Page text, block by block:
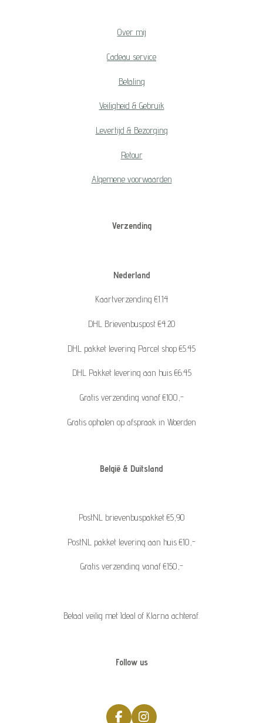
Over mij
Cadeau service
Betaling
Veiligheid & Gebruik
Levertijd & Bezorging
Retour
Algemene voorwaarden
Verzending
Nederland
Kaartverzending €1.14
DHL Brievenbuspost €4.20
DHL pakket levering Parcel shop €5.45
DHL Pakket levering aan huis €6.45
Gratis verzending vanaf €100,-
Gratis ophalen op afspraak in Woerden
België & Duitsland
PostNL brievenbuspakket €5,90
PostNL pakket levering aan huis €10,-
Gratis verzending vanaf €150,-
Betaal veilig met Ideal of Klarna achteraf.
Follow us